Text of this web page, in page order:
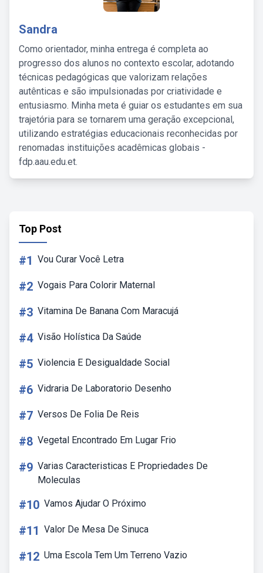
Sandra
Como orientador, minha entrega é completa ao
progresso dos alunos no contexto escolar, adotando
técnicas pedagógicas que valorizam relações
autênticas e são impulsionadas por criatividade e
entusiasmo. Minha meta é guiar os estudantes em sua
trajetória para se tornarem uma geração excepcional,
utilizando estratégias educacionais reconhecidas por
renomadas instituições acadêmicas globais -
fdp.aau.edu.et.
Top Post
#1 Vou Curar Você Letra
#2 Vogais Para Colorir Maternal
#3 Vitamina De Banana Com Maracujá
#4 Visão Holística Da Saúde
#5 Violencia E Desigualdade Social
#6 Vidraria De Laboratorio Desenho
#7 Versos De Folia De Reis
#8 Vegetal Encontrado Em Lugar Frio
#9 Varias Caracteristicas E Propriedades De
Moleculas
#10 Vamos Ajudar O Próximo
#11 Valor De Mesa De Sinuca
#12 Uma Escola Tem Um Terreno Vazio